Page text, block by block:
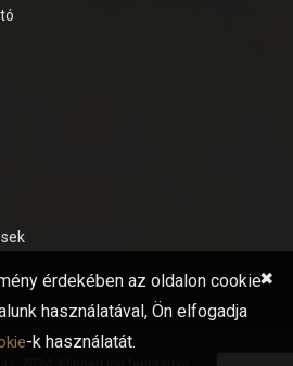
érdekében az oldalon cookie-
használatával, Ön elfogadja
-k használatát.
✖